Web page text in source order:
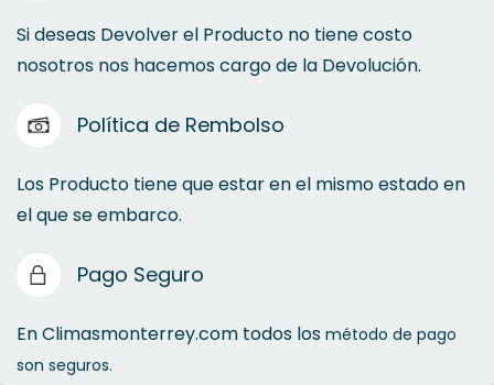
Si deseas Devolver el Producto no tiene costo
nosotros nos hacemos cargo de la Devolución.
Política de Rembolso
Los Producto tiene que estar en el mismo estado en
el que se embarco.
Pago Seguro
En Climasmonterrey.com todos los método de pago
son seguros.